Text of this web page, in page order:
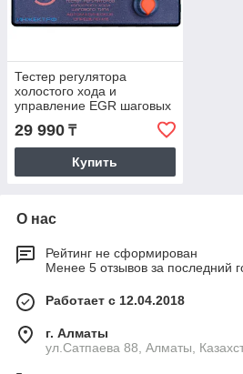
Тестер регулятора
холостого хода и
управление EGR шаговых
типов 4- контактные (ВАЗ,
GM, Renault и другие)
29 990 ₸
Купить
О нас
Рейтинг не сформирован
Менее 5 отзывов за последний
Работает с 12.04.2018
г. Алматы
ул.Сатпаева 88, Алматы,